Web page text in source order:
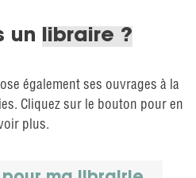
un libraire ?
également ses ouvrages à la
Cliquez sur le bouton pour en
plus.